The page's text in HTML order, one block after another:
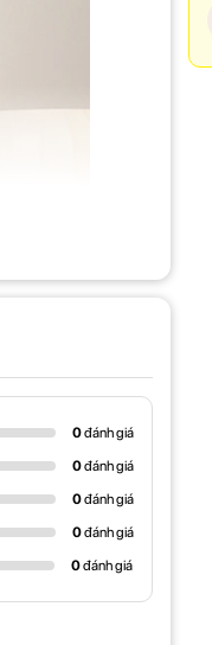
dán màn hình tích
và mở rộng lên đến
0đánh giá
0đánh giá
0đánh giá
0đánh giá
0đánh giá